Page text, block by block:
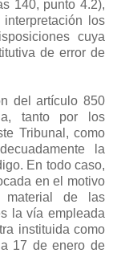
140, punto 4.2),
los
cuya
de error de
del artículo 850
tanto por los
Tribunal, como
la
En todo caso,
en el motivo
material de las
la vía empleada
instituida como
17 de enero de